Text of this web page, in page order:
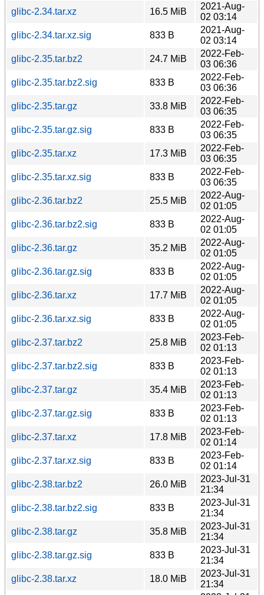
glibc-2.34.tar.xz
16.5 MiB
2021-Aug-
02 03:14
glibc-2.34.tar.xz.sig
833 B
2021-Aug-
02 03:14
glibc-2.35.tar.bz2
24.7 MiB
2022-Feb-
03 06:36
glibc-2.35.tar.bz2.sig
833 B
2022-Feb-
03 06:36
glibc-2.35.tar.gz
33.8 MiB
2022-Feb-
03 06:35
glibc-2.35.tar.gz.sig
833 B
2022-Feb-
03 06:35
glibc-2.35.tar.xz
17.3 MiB
2022-Feb-
03 06:35
glibc-2.35.tar.xz.sig
833 B
2022-Feb-
03 06:35
glibc-2.36.tar.bz2
25.5 MiB
2022-Aug-
02 01:05
glibc-2.36.tar.bz2.sig
833 B
2022-Aug-
02 01:05
glibc-2.36.tar.gz
35.2 MiB
2022-Aug-
02 01:05
glibc-2.36.tar.gz.sig
833 B
2022-Aug-
02 01:05
glibc-2.36.tar.xz
17.7 MiB
2022-Aug-
02 01:05
glibc-2.36.tar.xz.sig
833 B
2022-Aug-
02 01:05
glibc-2.37.tar.bz2
25.8 MiB
2023-Feb-
02 01:13
glibc-2.37.tar.bz2.sig
833 B
2023-Feb-
02 01:13
glibc-2.37.tar.gz
35.4 MiB
2023-Feb-
02 01:13
glibc-2.37.tar.gz.sig
833 B
2023-Feb-
02 01:13
glibc-2.37.tar.xz
17.8 MiB
2023-Feb-
02 01:14
glibc-2.37.tar.xz.sig
833 B
2023-Feb-
02 01:14
glibc-2.38.tar.bz2
26.0 MiB
2023-Jul-31
21:34
glibc-2.38.tar.bz2.sig
833 B
2023-Jul-31
21:34
glibc-2.38.tar.gz
35.8 MiB
2023-Jul-31
21:34
glibc-2.38.tar.gz.sig
833 B
2023-Jul-31
21:34
glibc-2.38.tar.xz
18.0 MiB
2023-Jul-31
21:34